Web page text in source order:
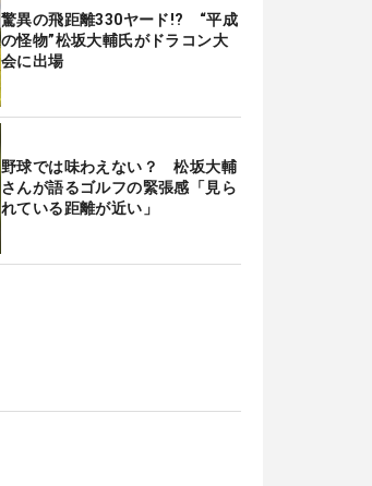
驚異の飛距離330ヤード!? “平成
の怪物”松坂大輔氏がドラコン大
会に出場
野球では味わえない？ 松坂大輔
さんが語るゴルフの緊張感「見ら
れている距離が近い」